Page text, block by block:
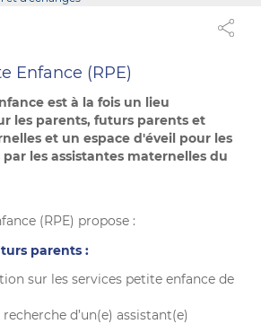
Enfance (RPE)
est à la fois un lieu
les parents, futurs parents et
et un espace d'éveil pour les
les assistantes maternelles du
(RPE) propose :
parents :
sur les services petite enfance de
d’un(e) assistant(e)